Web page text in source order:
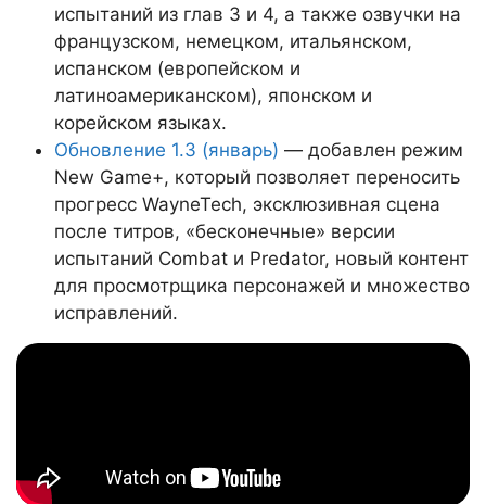
испытаний из глав 3 и 4, а также озвучки на
французском, немецком, итальянском,
испанском (европейском и
латиноамериканском), японском и
корейском языках.
Обновление 1.3 (январь) — добавлен режим
New Game+, который позволяет переносить
прогресс WayneTech, эксклюзивная сцена
после титров, «бесконечные» версии
испытаний Combat и Predator, новый контент
для просмотрщика персонажей и множество
исправлений.